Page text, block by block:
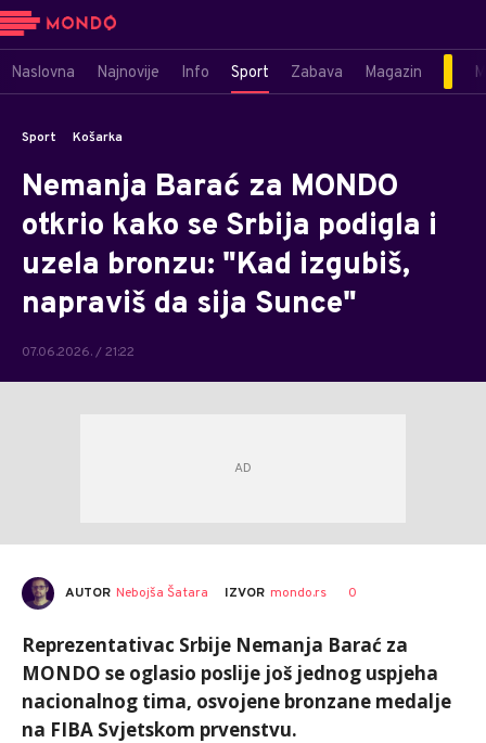
Naslovna Najnovije Info Sport Zabava Magazin
Sport Košarka
Nemanja Barać za MONDO
otkrio kako se Srbija podigla i
uzela bronzu: "Kad izgubiš,
napraviš da sija Sunce"
07.06.2026. / 21:22
AUTOR Nebojša Šatara IZVOR mondo.rs 0
Reprezentativac Srbije Nemanja Barać za
MONDO se oglasio poslije još jednog uspjeha
nacionalnog tima, osvojene bronzane medalje
na FIBA Svjetskom prvenstvu.